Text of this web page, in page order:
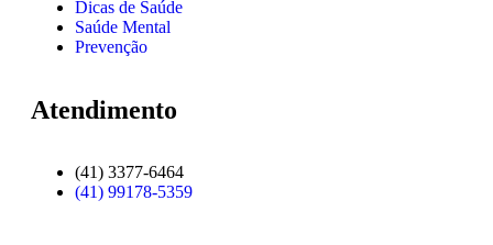
Dicas de Saúde
Saúde Mental
Prevenção
Atendimento
(41) 3377-6464
(41) 99178-5359